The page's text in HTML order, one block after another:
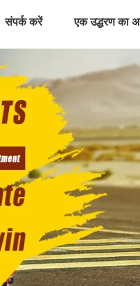
संपर्क करें एक उद्धरण का